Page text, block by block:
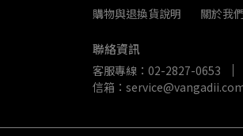
購物與退換貨說明 關於我
聯絡資訊
客服專線：02-2827-0653
信箱：